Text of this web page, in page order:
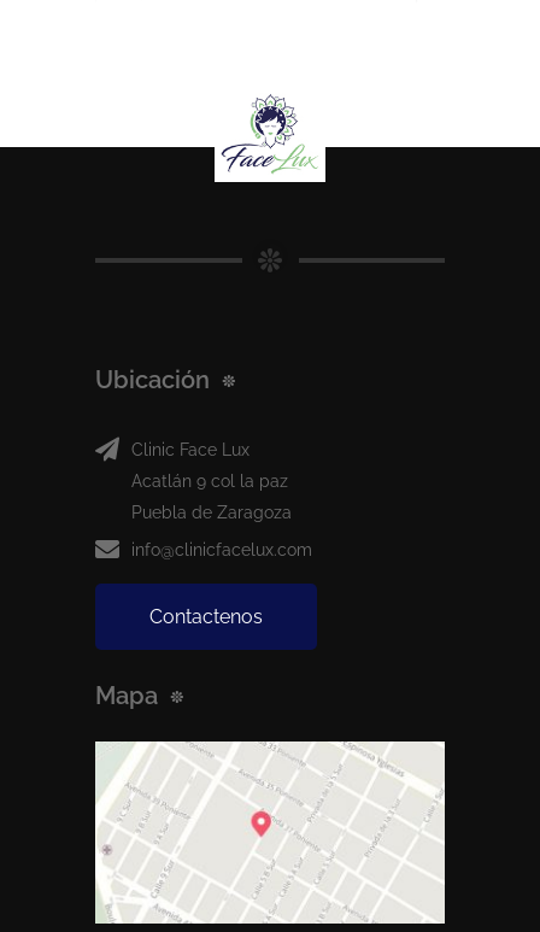
Ubicación
Clinic Face Lux
Acatlán 9 col la paz
Puebla de Zaragoza
info@clinicfacelux.com
Contactenos
Mapa